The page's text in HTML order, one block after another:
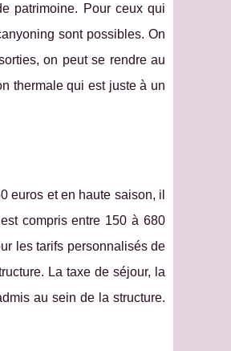
patrimoine. Pour ceux qui
sont possibles. On
on peut se rendre au
thermale qui est juste à un
euros et en haute saison, il
compris entre 150 à 680
les tarifs personnalisés de
La taxe de séjour, la
au sein de la structure.